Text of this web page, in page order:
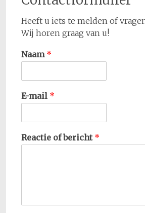
Heeft u iets te melden of
Wij horen graag van u!
Naam *
E-mail *
Reactie of bericht *